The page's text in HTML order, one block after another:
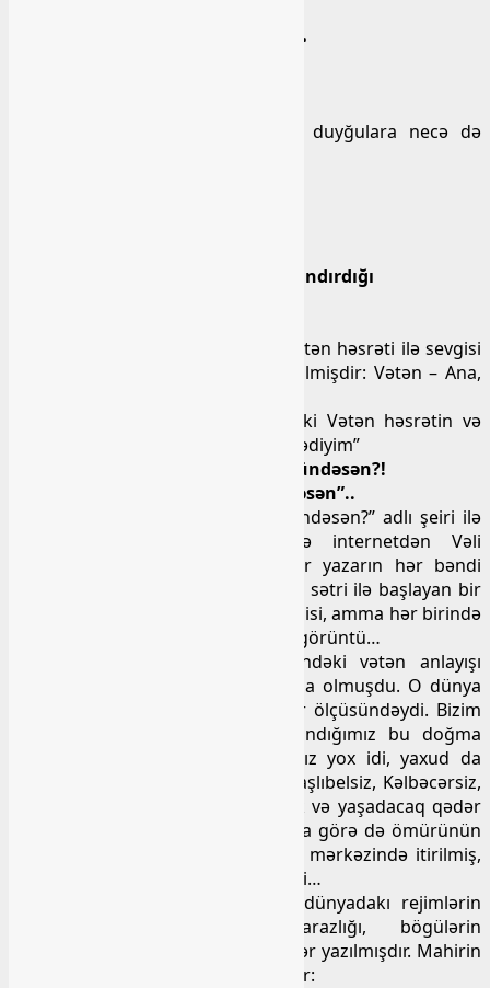
Yetim yuxuda anasın sevən kimi…
Əli Kərimin “İki sevgi” şeirindəki duyğulara necə də
Susuzluğun od vurub, köz kimi yandırdığı
Mahirin yuxarıdakı bir bəndində Vətən həsrəti ilə sevgisi
necə də orijinal bənzətmələrlə verilmişdir: Vətən – Ana,
İstər istəməz Mahirin bu şeirindəki Vətən həsrətin və
sevgisin Ramiz Rövşənin “heç sevmədiyim”
“Səni sevmək çətindi, Vətən, nə gündəsən?!
Təpədən dırnağacan günah içindəsən”..
misrası ilə başlayan “Vətən, nə gündəsən?” adlı şeiri ilə
müqayisə etdim. Təsadüfən də internetdən Vəli
Xarımşaylı adında tanımadığım bir yazarın hər bəndi
“Mən sənin nəyini sevim, ey Vətən” sətri ilə başlayan bir
şeiri də çıxdı. Hamısında Vətən sevgisi, amma hər birində
başqa bir poetik baxış bucağından görüntü…
Mahirin Vətən sevgisi təsəvvüründəki vətən anlayışı
kiçildikcə böyümüşdü, dünya boyda olmuşdu. O dünya
ki, bizim üçün Başlıbel və Kəlbəcər ölçüsündəydi. Bizim
doğulub, ərsəyə çataraq qanadlandığımız bu doğma
kəndən, bölgədən başqa dünyamız yox idi, yaxud da
dünyamız kainat boyda olsa da, Başlıbelsiz, Kəlbəcərsiz,
Qarabağsız bizi qoynunda isidəcək və yaşadacaq qədər
əzəmətli və zəngin deyildi. Elə buna görə də ömürünün
son illərində Mahirin düşüncəsinin mərkəzində itirilmiş,
tapdanmış, işğal olmuş Vətən var idi…
Dünya haqqında, daha doğrusu dünyadakı rejimlərin
ədalətsizliyi, gedişatların natarazlığı, bögülərin
namütənasibliyi haqqında çox şeirlər yazılmışdır. Mahirin
də dünyadan gileyi düşündürücüdür: